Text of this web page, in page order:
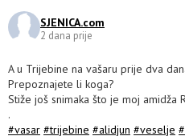
SJENICA.com
2 dana prije
A u Trijebine na vašaru prije dva
Prepoznajete li koga?
Stiže još snimaka što je moj amidža
.
#vasar #trijebine #alidjun #veselje